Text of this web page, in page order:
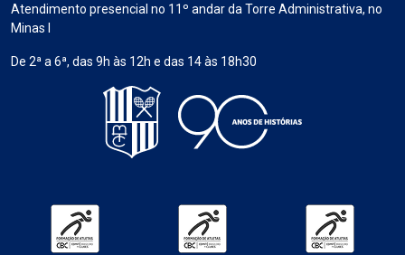
Atendimento presencial no 11º andar da Torre Administrativa, no
Minas I
De 2ª a 6ª, das 9h às 12h e das 14 às 18h30